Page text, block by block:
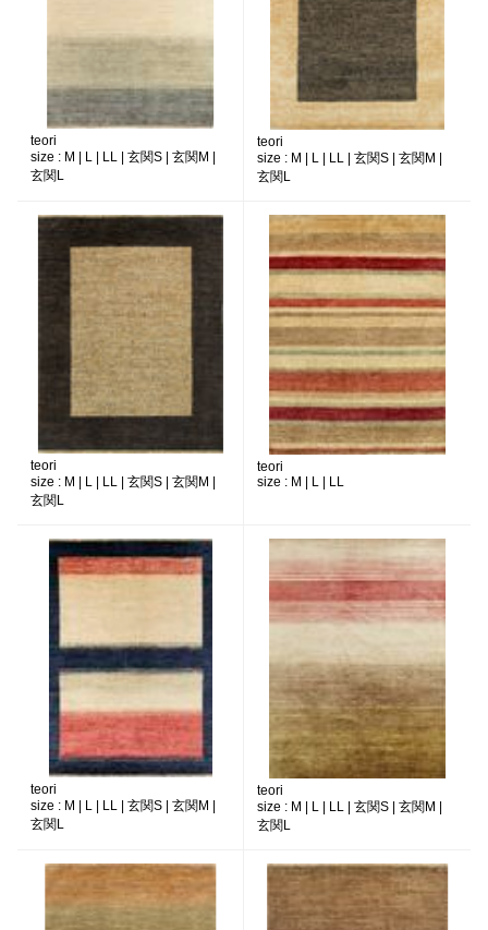
teori
size : M | L | LL | 玄関S | 玄関M |
玄関L
teori
size : M | L | LL | 玄関S | 玄関M |
玄関L
teori
size : M | L | LL | 玄関S | 玄関M |
玄関L
teori
size : M | L | LL
teori
size : M | L | LL | 玄関S | 玄関M |
玄関L
teori
size : M | L | LL | 玄関S | 玄関M |
玄関L